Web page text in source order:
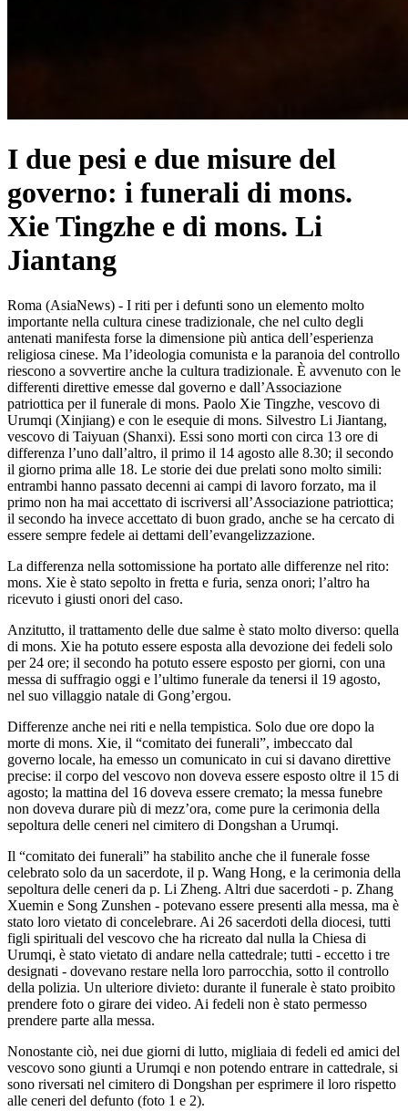
I due pesi e due misure del
governo: i funerali di mons.
Xie Tingzhe e di mons. Li
Jiantang
Roma (AsiaNews) - I riti per i defunti sono un elemento molto
importante nella cultura cinese tradizionale, che nel culto degli
antenati manifesta forse la dimensione più antica dell’esperienza
religiosa cinese. Ma l’ideologia comunista e la paranoia del controllo
riescono a sovvertire anche la cultura tradizionale. È avvenuto con le
differenti direttive emesse dal governo e dall’Associazione
patriottica per il funerale di mons. Paolo Xie Tingzhe, vescovo di
Urumqi (Xinjiang) e con le esequie di mons. Silvestro Li Jiantang,
vescovo di Taiyuan (Shanxi). Essi sono morti con circa 13 ore di
differenza l’uno dall’altro, il primo il 14 agosto alle 8.30; il secondo
il giorno prima alle 18. Le storie dei due prelati sono molto simili:
entrambi hanno passato decenni ai campi di lavoro forzato, ma il
primo non ha mai accettato di iscriversi all’Associazione patriottica;
il secondo ha invece accettato di buon grado, anche se ha cercato di
essere sempre fedele ai dettami dell’evangelizzazione.
La differenza nella sottomissione ha portato alle differenze nel rito:
mons. Xie è stato sepolto in fretta e furia, senza onori; l’altro ha
ricevuto i giusti onori del caso.
Anzitutto, il trattamento delle due salme è stato molto diverso: quella
di mons. Xie ha potuto essere esposta alla devozione dei fedeli solo
per 24 ore; il secondo ha potuto essere esposto per giorni, con una
messa di suffragio oggi e l’ultimo funerale da tenersi il 19 agosto,
nel suo villaggio natale di Gong’ergou.
Differenze anche nei riti e nella tempistica. Solo due ore dopo la
morte di mons. Xie, il “comitato dei funerali”, imbeccato dal
governo locale, ha emesso un comunicato in cui si davano direttive
precise: il corpo del vescovo non doveva essere esposto oltre il 15 di
agosto; la mattina del 16 doveva essere cremato; la messa funebre
non doveva durare più di mezz’ora, come pure la cerimonia della
sepoltura delle ceneri nel cimitero di Dongshan a Urumqi.
Il “comitato dei funerali” ha stabilito anche che il funerale fosse
celebrato solo da un sacerdote, il p. Wang Hong, e la cerimonia della
sepoltura delle ceneri da p. Li Zheng. Altri due sacerdoti - p. Zhang
Xuemin e Song Zunshen - potevano essere presenti alla messa, ma è
stato loro vietato di concelebrare. Ai 26 sacerdoti della diocesi, tutti
figli spirituali del vescovo che ha ricreato dal nulla la Chiesa di
Urumqi, è stato vietato di andare nella cattedrale; tutti - eccetto i tre
designati - dovevano restare nella loro parrocchia, sotto il controllo
della polizia. Un ulteriore divieto: durante il funerale è stato proibito
prendere foto o girare dei video. Ai fedeli non è stato permesso
prendere parte alla messa.
Nonostante ciò, nei due giorni di lutto, migliaia di fedeli ed amici del
vescovo sono giunti a Urumqi e non potendo entrare in cattedrale, si
sono riversati nel cimitero di Dongshan per esprimere il loro rispetto
alle ceneri del defunto (foto 1 e 2).